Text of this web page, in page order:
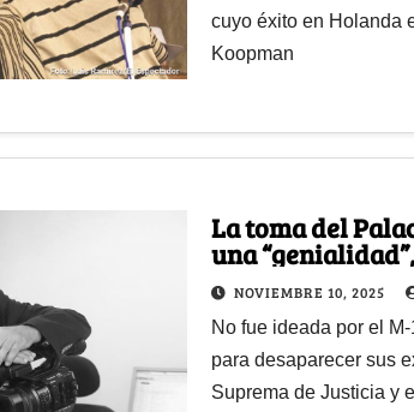
cuyo éxito en Holanda
Koopman
La toma del
una
pagada
NOVIEMBRE 10, 2025
No fue ideada por el
para desaparecer sus
Suprema de Justicia y